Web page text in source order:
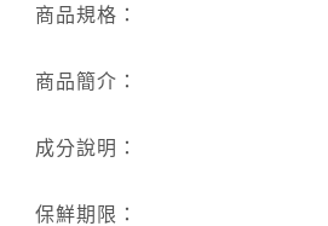
商品規格：
商品簡介：
成分說明：
保鮮期限：